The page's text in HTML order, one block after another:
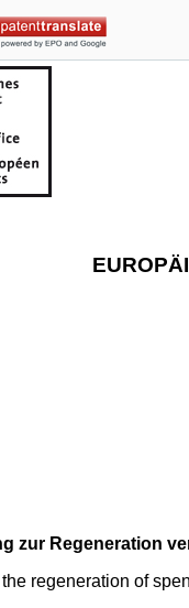
zur Regeneration
regeneration of